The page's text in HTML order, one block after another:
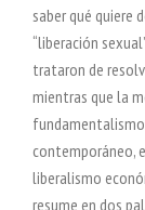
saber qué quiere
“liberación
trataron de
mientras que la
contemporáneo,
liberalismo
resume en dos